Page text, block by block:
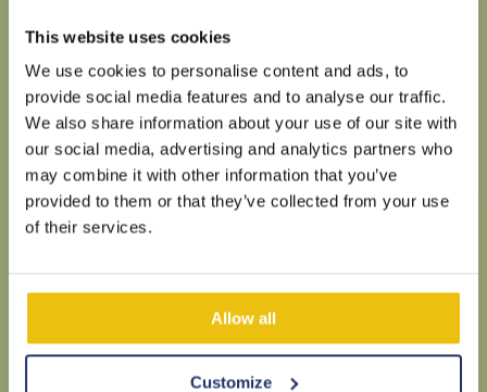
This website uses cookies
We use cookies to personalise content and ads, to
provide social media features and to analyse our traffic.
We also share information about your use of our site with
our social media, advertising and analytics partners who
may combine it with other information that you’ve
provided to them or that they’ve collected from your use
of their services.
Allow all
Customize